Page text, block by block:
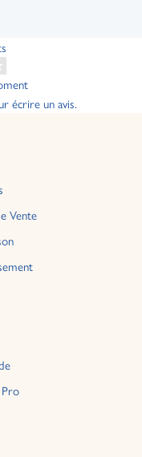
écrire un avis.
Vente